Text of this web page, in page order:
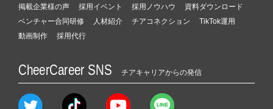
掲載企業様の声 採用イベント 採用ノウハウ
資料ダウンロード
ベンチャー合同研修
人材紹介 チアコネクション
TikTok運用
動画制作
採用代行
CheerCareer SNS チアキャリアからの発信